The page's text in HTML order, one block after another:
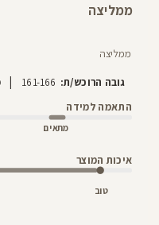
ממליצה
ממליצה
גובה הרוכש/ת: 161-166
|
התאמה למידה
מתאים
איכות המוצר
טוב